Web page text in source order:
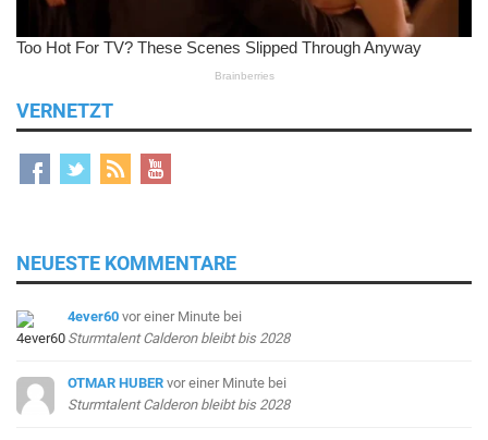
VERNETZT
NEUESTE KOMMENTARE
4ever60 vor einer Minute bei
Sturmtalent Calderon bleibt bis 2028
OTMAR HUBER vor einer Minute bei
Sturmtalent Calderon bleibt bis 2028